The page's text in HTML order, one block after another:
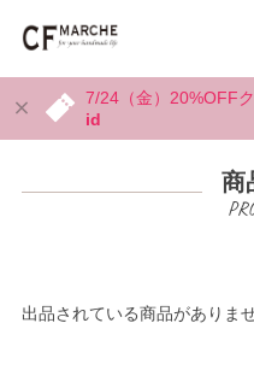
7/24（金）20%OFF
id
商
出品されている商品がありませ